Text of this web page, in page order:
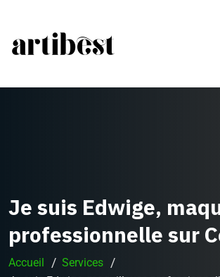
Je suis Edwige,
professionnelle sur
Accueil
Services